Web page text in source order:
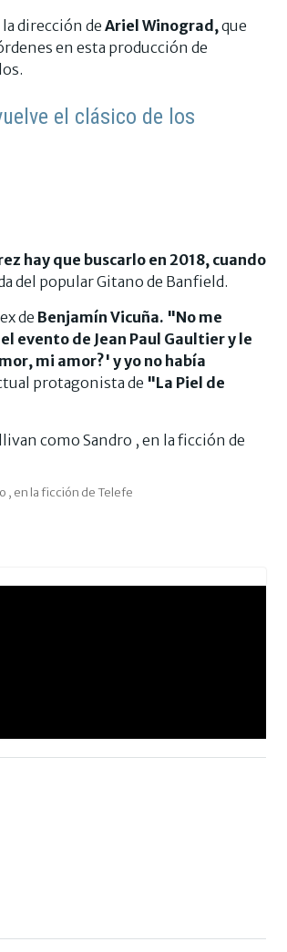
dirección de Ariel Winograd, que
en esta producción de
el clásico de los
hay que buscarlo en 2018, cuando
del popular Gitano de Banfield.
de Benjamín Vicuña. "No me
evento de Jean Paul Gaultier y le
mi amor?' y yo no había
protagonista de "La Piel de
, en la ficción de Telefe